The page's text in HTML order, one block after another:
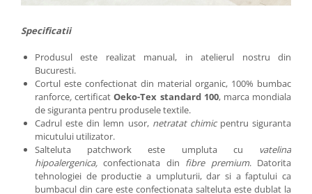
Specificatii
Produsul este realizat manual, in atelierul nostru din
Bucuresti.
Cortul este confectionat din material organic, 100% bumbac
ranforce, certificatOeko-Tex standard 100, marca mondiala
de siguranta pentru produsele textile.
Cadrul este din lemn usor, netratat chimicpentru siguranta
micutului utilizator.
Salteluta patchwork este umpluta cu vatelina
hipoalergenica,confectionata din fibre premium. Datorita
tehnologiei de productie a umpluturii, dar si a faptului ca
bumbacul din care este confectionata salteluta este dublat la